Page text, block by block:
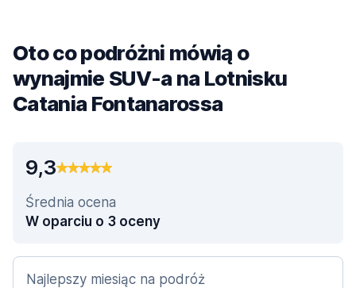
Oto co podróżni mówią o
wynajmie SUV-a na Lotnisku
Catania Fontanarossa
9,3
Średnia ocena
W oparciu o 3 oceny
Najlepszy miesiąc na podróż